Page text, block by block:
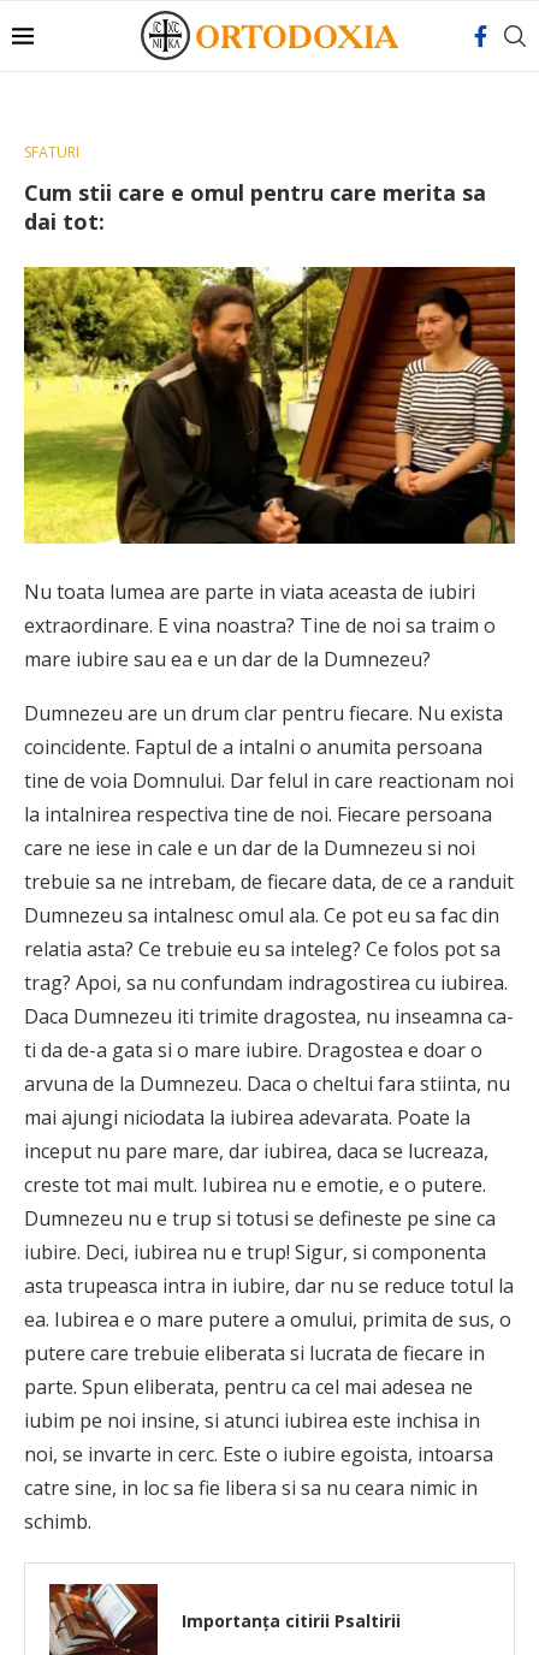
SFATURI
Cum stii care e omul pentru care merita sa
dai tot:
Nu toata lumea are parte in viata aceasta de iubiri
extraordinare. E vina noastra? Tine de noi sa traim o
mare iubire sau ea e un dar de la Dumnezeu?
Dumnezeu are un drum clar pentru fiecare. Nu exista
coincidente. Faptul de a intalni o anumita persoana
tine de voia Domnului. Dar felul in care reactionam noi
la intalnirea respectiva tine de noi. Fiecare persoana
care ne iese in cale e un dar de la Dumnezeu si noi
trebuie sa ne intrebam, de fiecare data, de ce a randuit
Dumnezeu sa intalnesc omul ala. Ce pot eu sa fac din
relatia asta? Ce trebuie eu sa inteleg? Ce folos pot sa
trag? Apoi, sa nu confundam indragostirea cu iubirea.
Daca Dumnezeu iti trimite dragostea, nu inseamna ca-
ti da de-a gata si o mare iubire. Dragostea e doar o
arvuna de la Dumnezeu. Daca o cheltui fara stiinta, nu
mai ajungi niciodata la iubirea adevarata. Poate la
inceput nu pare mare, dar iubirea, daca se lucreaza,
creste tot mai mult. Iubirea nu e emotie, e o putere.
Dumnezeu nu e trup si totusi se defineste pe sine ca
iubire. Deci, iubirea nu e trup! Sigur, si componenta
asta trupeasca intra in iubire, dar nu se reduce totul la
ea. Iubirea e o mare putere a omului, primita de sus, o
putere care trebuie eliberata si lucrata de fiecare in
parte. Spun eliberata, pentru ca cel mai adesea ne
iubim pe noi insine, si atunci iubirea este inchisa in
noi, se invarte in cerc. Este o iubire egoista, intoarsa
catre sine, in loc sa fie libera si sa nu ceara nimic in
schimb.
Importanța citirii Psaltirii